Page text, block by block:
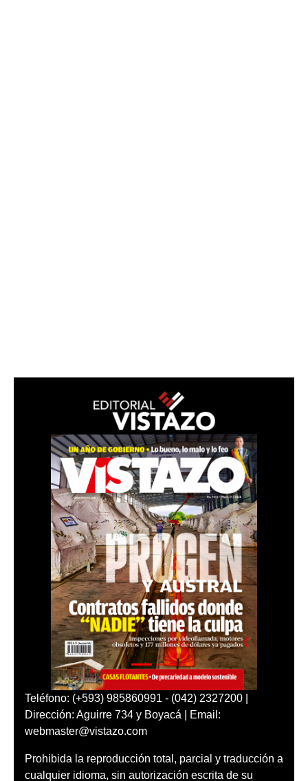
Teléfono: (+593) 985860991 - (042) 2327200 |
Dirección: Aguirre 734 y Boyacá | Email:
webmaster@vistazo.com
Prohibida la reproducción total, parcial y traducción a
cualquier idioma, sin autorización escrita de su